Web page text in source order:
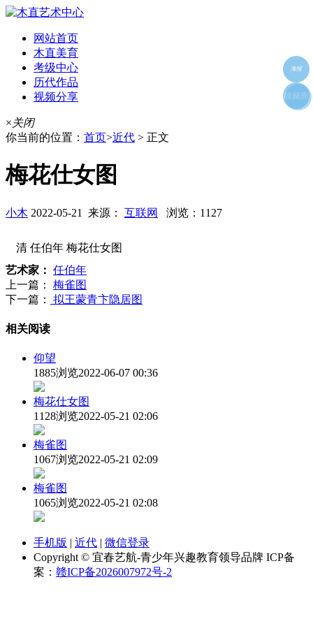
网站首页
木直美育
考级中心
历代作品
视频分享
×关闭
你当前的位置： 首页>近代 > 正文
梅花仕女图
小木 2022-05-21 来源： 互联网 浏览：1127
清 任伯年 梅花仕女图
艺术家： 任伯年
上一篇：
梅雀图
下一篇：
拟王蒙青卞隐居图
相关阅读
仰望
1885浏览2022-06-07 00:36
梅花仕女图
1128浏览2022-05-21 02:06
梅雀图
1067浏览2022-05-21 02:09
梅雀图
1065浏览2022-05-21 02:08
手机版 | 近代 | 微信登录
Copyright © 宜春艺航-青少年兴趣教育领导品牌 ICP备
案： 赣ICP备2026007972号-2
海报
好友
朋友圈
收藏夹